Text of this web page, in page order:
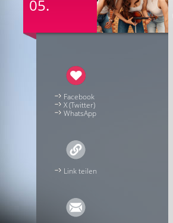
05.
Facebook
X (Twitter)
WhatsApp
Link teilen